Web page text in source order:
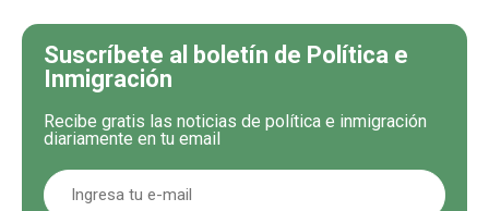
Suscríbete al boletín de Política e
Inmigración
Recibe gratis las noticias de política e inmigración
diariamente en tu email